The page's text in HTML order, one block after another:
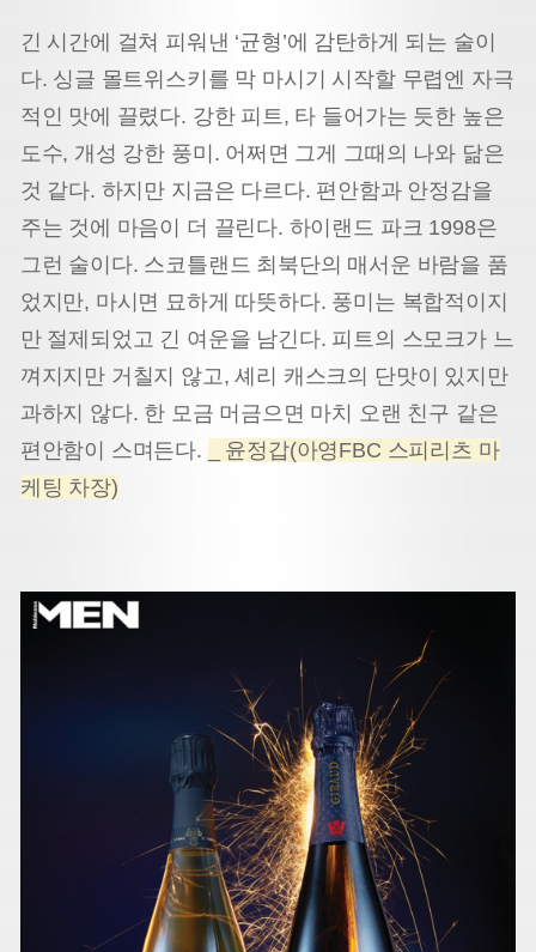
긴 시간에 걸쳐 피워낸 ‘균형’에 감탄하게 되는 술이
다. 싱글 몰트위스키를 막 마시기 시작할 무렵엔 자극
적인 맛에 끌렸다. 강한 피트, 타 들어가는 듯한 높은
도수, 개성 강한 풍미. 어쩌면 그게 그때의 나와 닮은
것 같다. 하지만 지금은 다르다. 편안함과 안정감을
주는 것에 마음이 더 끌린다. 하이랜드 파크 1998은
그런 술이다. 스코틀랜드 최북단의 매서운 바람을 품
었지만, 마시면 묘하게 따뜻하다. 풍미는 복합적이지
만 절제되었고 긴 여운을 남긴다. 피트의 스모크가 느
껴지지만 거칠지 않고, 셰리 캐스크의 단맛이 있지만
과하지 않다. 한 모금 머금으면 마치 오랜 친구 같은
편안함이 스며든다.
_ 윤정갑(아영FBC 스피리츠 마
케팅 차장)